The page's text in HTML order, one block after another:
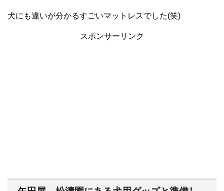
犬にも違いが分かるすごいマットレスでした(笑)
スポンサーリンク